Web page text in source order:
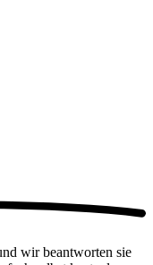
wir beantworten sie